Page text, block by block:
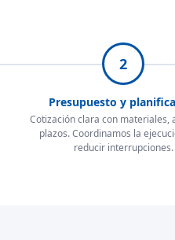
2
Presupuesto y
Cotización clara con materiales,
plazos. Coordinamos la
reducir interrupciones.